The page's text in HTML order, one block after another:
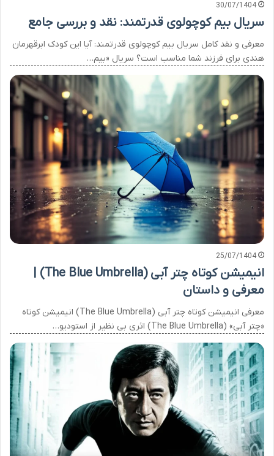
30/07/1404
سریال بیم کوچولوی قدرتمند: نقد و بررسی جامع
معرفی و نقد کامل سریال بیم کوچولوی قدرتمند: آیا این کودک ابرقهرمان
هندی برای فرزند شما مناسب است؟ سریال «بیم…
25/07/1404
انیمیشن کوتاه چتر آبی (The Blue Umbrella) |
معرفی و داستان
معرفی انیمیشن کوتاه چتر آبی (The Blue Umbrella) انیمیشن کوتاه
«چتر آبی» (The Blue Umbrella) اثری بی نظیر از استودیو…